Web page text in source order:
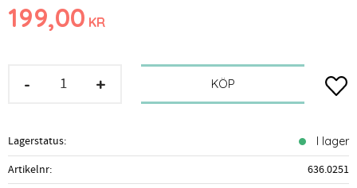
199,00 KR
+
- KÖP
Lagerstatus I lager
Artikelnr
636.0251